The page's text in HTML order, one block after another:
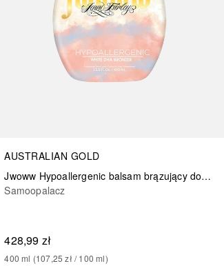
AUSTRALIAN GOLD
Jwoww Hypoallergenic balsam brązujący do ciała z efektem opóźnionej opalenizny hipoalergiczna formuła
Samoopalacz
428,99 zł
400 ml (107,25 zł / 100 ml)